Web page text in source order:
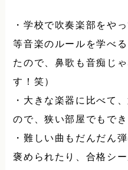
・学校で吹奏楽部をや
等音楽のルールを学べ
たので、鼻歌も音痴じ
す！笑）
・大きな楽器に比べて
ので、狭い部屋でもで
・難しい曲もだんだん
褒められたり、合格シ